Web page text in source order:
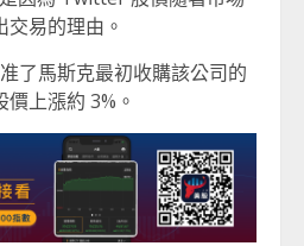
易的理由。
了馬斯克最初收購該公司的
上漲約 3%。